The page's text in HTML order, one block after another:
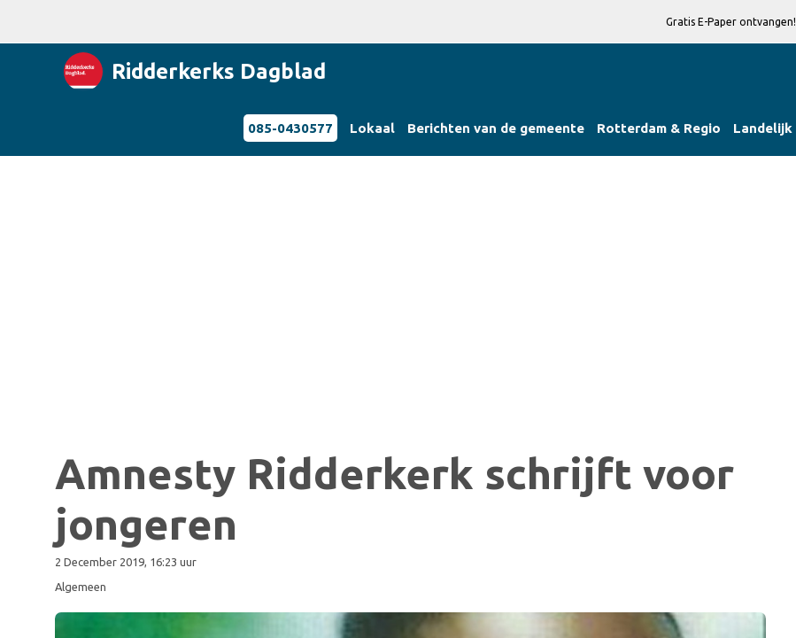
Gratis E-Paper ontvangen!
Ridderkerks Dagblad
085-0430577 Lokaal Berichten van de gemeente Rotterdam & Regio Landelijk
Amnesty Ridderkerk schrijft voor
jongeren
2 December 2019, 16:23 uur
Algemeen